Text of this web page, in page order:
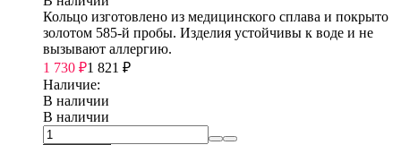
Кольцо изготовлено из медицинского сплава и покрыто
золотом 585-й пробы. Изделия устойчивы к воде и не
вызывают аллергию.
1 730 ₽1 821 ₽
Наличие:
В наличии
В наличии